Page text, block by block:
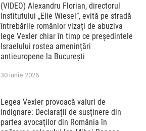
(VIDEO) Alexandru Florian, directorul
Institutului „Elie Wiesel”, evită pe stradă
întrebările românlor vizați de abuziva
lege Vexler chiar în timp ce președintele
Israelului rostea amenințări
antieuropene la București
30 iunie 2026
Legea Vexler provoacă valuri de
indignare: Declarații de susținere din
partea avocaților din România în